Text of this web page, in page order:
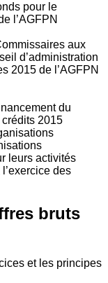
pour le
l’AGFPN
aux
d’administration
2015 de l’AGFPN
du
2015
leurs activités
des
bruts
et les principes